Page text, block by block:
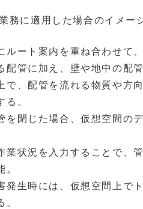
務に適用した場合のイメー
ルート案内を重ね合わせて
配管に加え、壁や地中の配
で、配管を流れる物質や方
る。
を閉じた場合、仮想空間の
業状況を入力することで、
。
発生時には、仮想空間上で
。